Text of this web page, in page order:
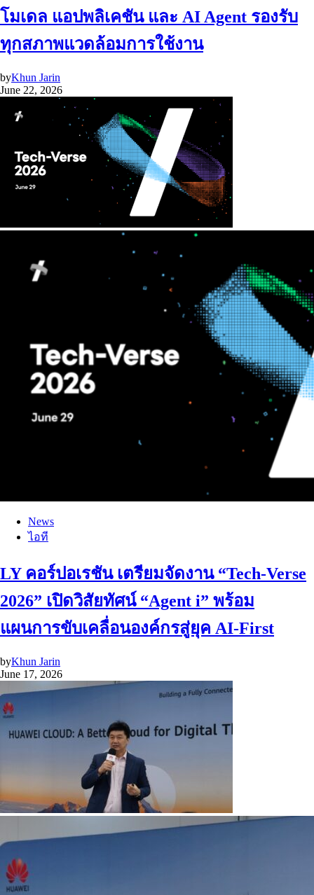
โมเดล แอปพลิเคชัน และ AI Agent รองรับ
ทุกสภาพแวดล้อมการใช้งาน
byKhun Jarin
June 22, 2026
News
ไอที
LY คอร์ปอเรชัน เตรียมจัดงาน “Tech-Verse
2026” เปิดวิสัยทัศน์ “Agent i” พร้อม
แผนการขับเคลื่อนองค์กรสู่ยุค AI-First
byKhun Jarin
June 17, 2026